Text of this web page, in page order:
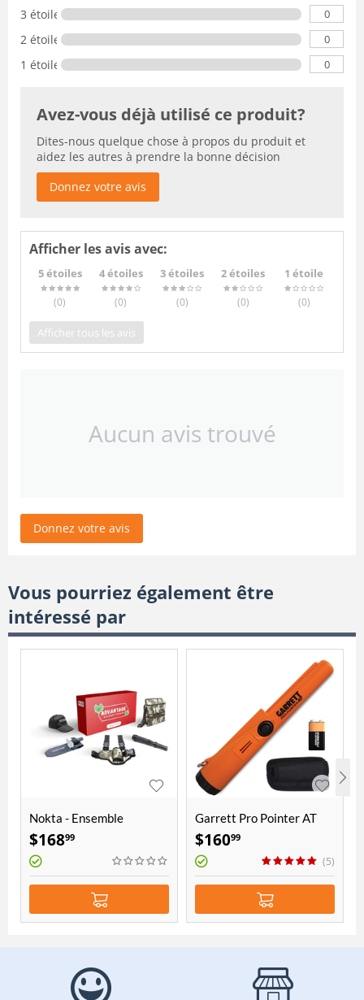
3 étoiles 0
2 étoiles 0
1 étoile 0
Avez-vous déjà utilisé ce produit?
Dites-nous quelque chose à propos du produit et
aidez les autres à prendre la bonne décision
Donnez votre avis
Afficher les avis avec:
5 étoiles
(0)
4 étoiles
(0)
3 étoiles
(0)
2 étoiles
(0)
1 étoile
(0)
Afficher tous les avis
Aucun avis trouvé
Donnez votre avis
Vous pourriez également être
intéressé par
Nokta - Ensemble
d'accessoires Avantage
$16899
Garrett Pro Pointer AT
$16099
(5)